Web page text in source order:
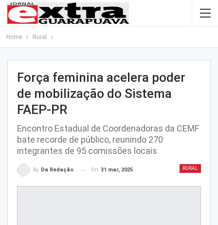
Home Rural
Força feminina acelera poder
de mobilização do Sistema
FAEP-PR
Encontro Estadual de Coordenadoras da CEMF
bate recorde de público, reunindo 270
integrantes de 95 comissões locais
RURAL
By Da Redação On 31 mar, 2025